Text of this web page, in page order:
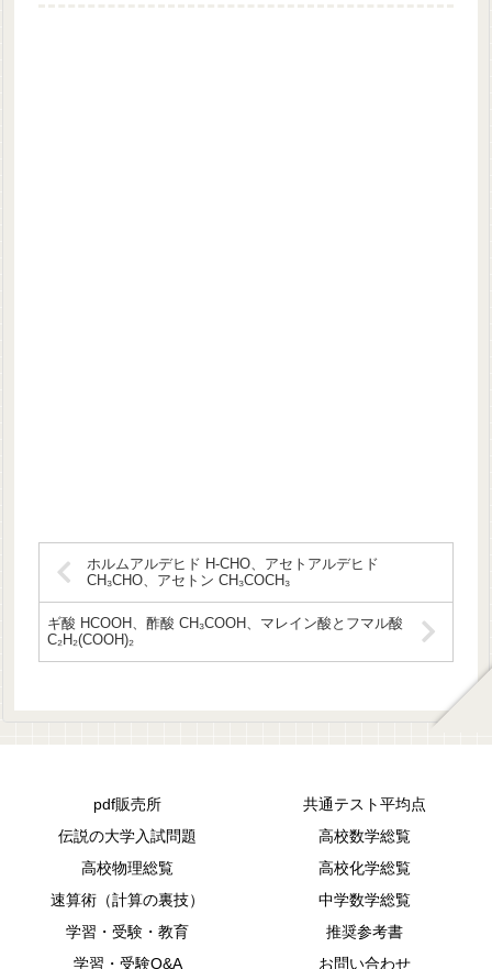
ホルムアルデヒド H-CHO、アセトアルデヒド
CH₃CHO、アセトン CH₃COCH₃
ギ酸 HCOOH、酢酸 CH₃COOH、マレイン酸とフマル酸
C₂H₂(COOH)₂
pdf販売所
共通テスト平均点
伝説の大学入試問題
高校数学総覧
高校物理総覧
高校化学総覧
速算術（計算の裏技）
中学数学総覧
学習・受験・教育
推奨参考書
学習・受験Q&A
お問い合わせ